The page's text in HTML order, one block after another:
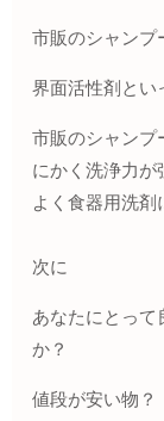
市販のシャンプ
界面活性剤とい
市販のシャンプ
にかく洗浄力が
よく食器用洗剤
次に
あなたにとって
か？
値段が安い物？